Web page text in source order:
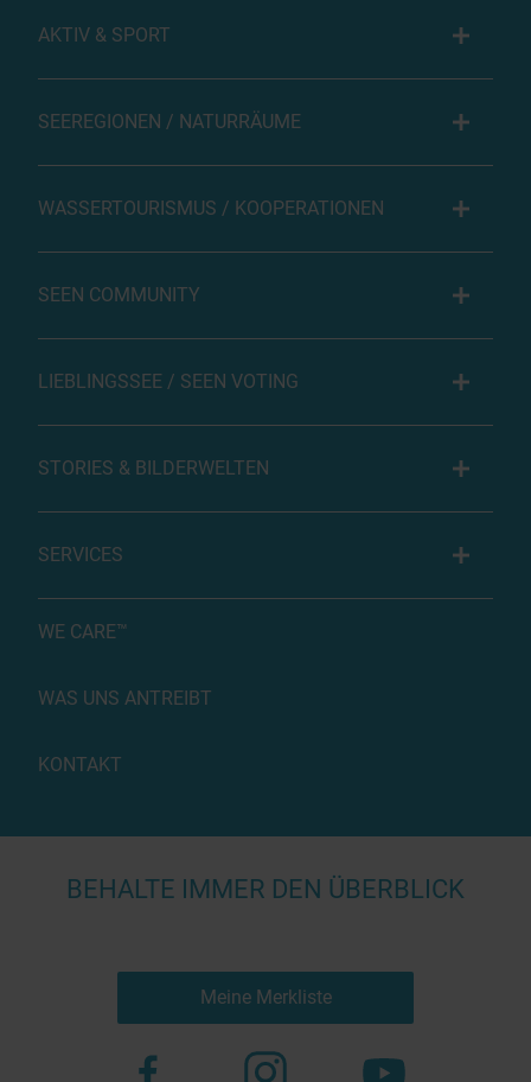
AKTIV & SPORT
SEEREGIONEN / NATURRÄUME
WASSERTOURISMUS / KOOPERATIONEN
SEEN COMMUNITY
LIEBLINGSSEE / SEEN VOTING
STORIES & BILDERWELTEN
SERVICES
WE CARE™
WAS UNS ANTREIBT
KONTAKT
BEHALTE IMMER DEN ÜBERBLICK
Meine Merkliste